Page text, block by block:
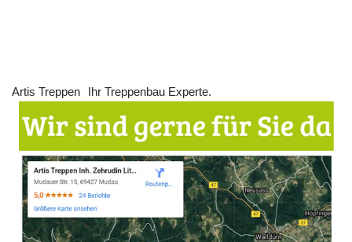
Artis Treppen Ihr Treppenbau Experte.